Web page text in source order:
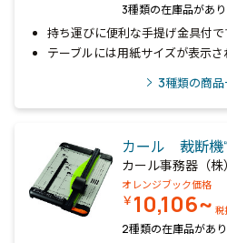
3種類の在庫品があ
持ち運びに便利な手提げ金具付で
テーブルには用紙サイズが表示さ
3種類の商
カール 裁断機
カール事務器（株）
オレンジブック価格
￥10,106~ 税
2種類の在庫品があ